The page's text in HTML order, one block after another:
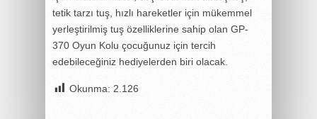
tetik tarzı tuş, hızlı hareketler için mükemmel
yerleştirilmiş tuş özelliklerine sahip olan GP-
370 Oyun Kolu çocuğunuz için tercih
edebileceğiniz hediyelerden biri olacak.
Okunma: 2.126